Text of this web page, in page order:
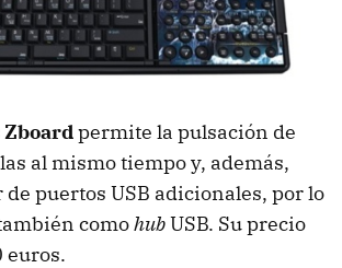
Zboardpermite la pulsación de
al mismo tiempo y, además,
puertos USB adicionales, por lo
comohubUSB. Su precio
euros.